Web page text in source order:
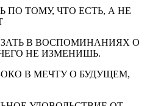
ТОМУ, ЧТО ЕСТЬ, А НЕ
В ВОСПОМИНАНИЯХ О
НЕ ИЗМЕНИШЬ.
В МЕЧТУ О БУДУЩЕМ,